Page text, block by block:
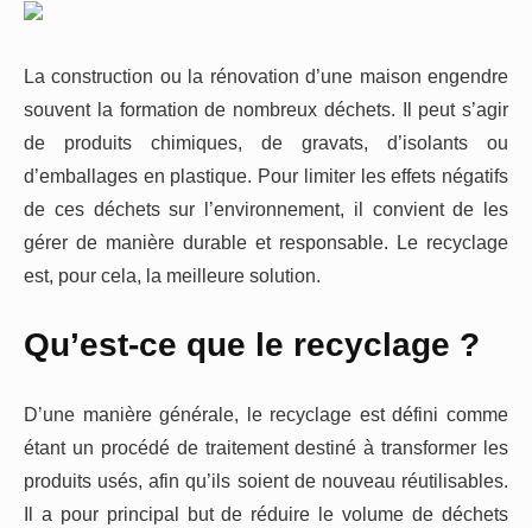
La construction ou la rénovation d’une maison engendre
souvent la formation de nombreux déchets. Il peut s’agir
de produits chimiques, de gravats, d’isolants ou
d’emballages en plastique. Pour limiter les effets négatifs
de ces déchets sur l’environnement, il convient de les
gérer de manière durable et responsable. Le recyclage
est, pour cela, la meilleure solution.
Qu’est-ce que le recyclage ?
D’une manière générale, le recyclage est défini comme
étant un procédé de traitement destiné à transformer les
produits usés, afin qu’ils soient de nouveau réutilisables.
Il a pour principal but de réduire le volume de déchets